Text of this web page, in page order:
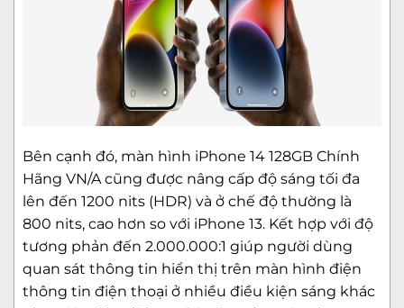
Bên cạnh đó, màn hình iPhone 14 128GB Chính
Hãng VN/A cũng được nâng cấp độ sáng tối đa
lên đến 1200 nits (HDR) và ở chế độ thường là
800 nits, cao hơn so với iPhone 13. Kết hợp với độ
tương phản đến 2.000.000:1 giúp người dùng
quan sát thông tin hiển thị trên màn hình điện
thông tin điện thoại ở nhiều điều kiện sáng khác